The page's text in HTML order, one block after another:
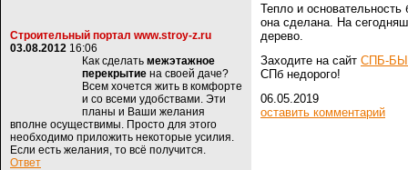
Строительный портал www.stroy-z.ru
03.08.2012 16:06
Как сделать межэтажное
перекрытие на своей даче?
Всем хочется жить в комфорте
и со всеми удобствами. Эти
планы и Ваши желания
вполне осуществимы. Просто для этого
необходимо приложить некоторые усилия.
Если есть желания, то всё получится.
Ответ
Тепло и основательность
она сделана. На
дерево.
Заходите на сайт СПБ-
СПб недорого!
06.05.2019
оставить комментарий